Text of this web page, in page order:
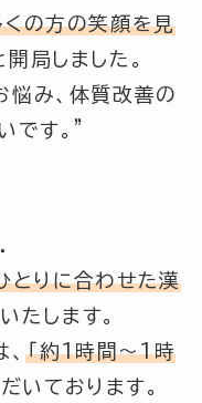
くの方の笑顔を見
局しました。
み、体質改善の
です。”
とりに合わせた漢
たします。
、「約1時間～1時
いております。